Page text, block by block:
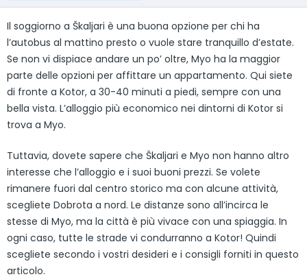
Il soggiorno a Škaljari è una buona opzione per chi ha
l’autobus al mattino presto o vuole stare tranquillo d’estate.
Se non vi dispiace andare un po’ oltre, Myo ha la maggior
parte delle opzioni per affittare un appartamento. Qui siete
di fronte a Kotor, a 30-40 minuti a piedi, sempre con una
bella vista. L’alloggio più economico nei dintorni di Kotor si
trova a Myo.
Tuttavia, dovete sapere che Škaljari e Myo non hanno altro
interesse che l’alloggio e i suoi buoni prezzi. Se volete
rimanere fuori dal centro storico ma con alcune attività,
scegliete Dobrota a nord. Le distanze sono all’incirca le
stesse di Myo, ma la città è più vivace con una spiaggia. In
ogni caso, tutte le strade vi condurranno a Kotor! Quindi
scegliete secondo i vostri desideri e i consigli forniti in questo
articolo.